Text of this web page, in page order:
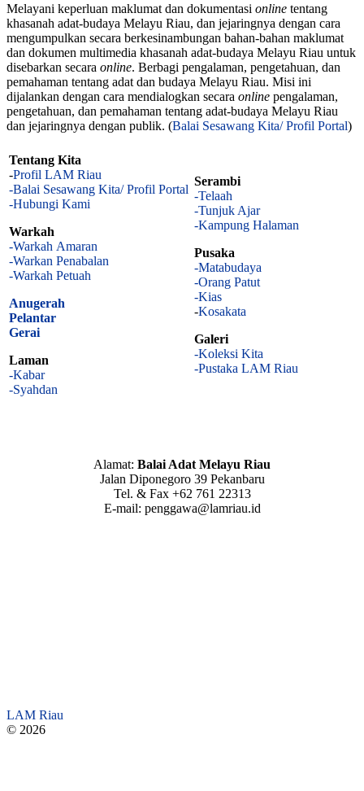
Melayani keperluan maklumat dan dokumentasi online tentang
khasanah adat-budaya Melayu Riau, dan jejaringnya dengan cara
mengumpulkan secara berkesinambungan bahan-bahan maklumat
dan dokumen multimedia khasanah adat-budaya Melayu Riau untuk
disebarkan secara online. Berbagi pengalaman, pengetahuan, dan
pemahaman tentang adat dan budaya Melayu Riau. Misi ini
dijalankan dengan cara mendialogkan secara online pengalaman,
pengetahuan, dan pemahaman tentang adat-budaya Melayu Riau
dan jejaringnya dengan publik. (Balai Sesawang Kita/ Profil Portal)
Tentang Kita
-Profil LAM Riau
-Balai Sesawang Kita/ Profil Portal
-Hubungi Kami
Warkah
-Warkah Amaran
-Warkan Penabalan
-Warkah Petuah
Anugerah
Pelantar
Gerai
Laman
-Kabar
-Syahdan
Serambi
-Telaah
-Tunjuk Ajar
-Kampung Halaman
Pusaka
-Matabudaya
-Orang Patut
-Kias
-Kosakata
Galeri
-Koleksi Kita
-Pustaka LAM Riau
Alamat: Balai Adat Melayu Riau
Jalan Diponegoro 39 Pekanbaru
Tel. & Fax +62 761 22313
E-mail: penggawa@lamriau.id
LAM Riau
© 2026